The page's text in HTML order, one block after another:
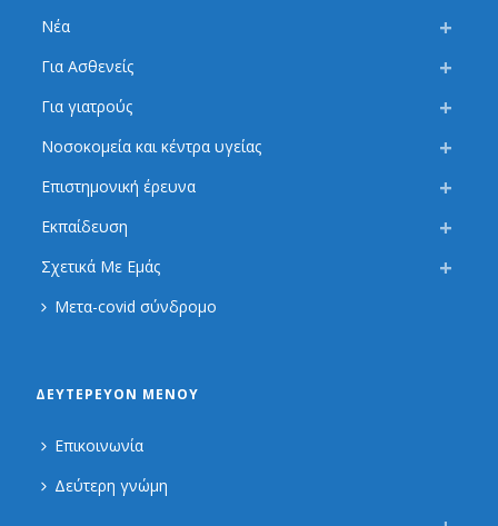
Νέα
Για Ασθενείς
Για γιατρούς
Νοσοκομεία και κέντρα υγείας
Επιστημονική έρευνα
Εκπαίδευση
Σχετικά Με Εμάς
Μετα-covid σύνδρομο
ΔΕΥΤΕΡΕΎΟΝ ΜΕΝΟΎ
Επικοινωνία
Δεύτερη γνώμη